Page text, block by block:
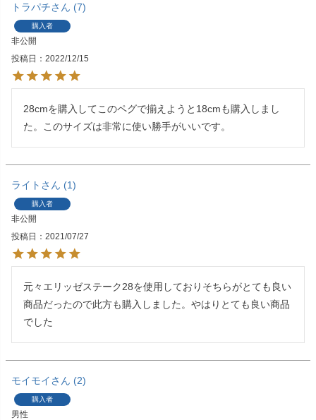
トラパチ 7
購入者
非公開
投稿日
2022/12/15
28cmを購入してこのペグで揃えようと18cmも購入しまし
た。このサイズは非常に使い勝手がいいです。
ライト 1
購入者
非公開
投稿日
2021/07/27
元々エリッゼステーク28を使用しておりそちらがとても良い
商品だったので此方も購入しました。やはりとても良い商品
でした
モイモイ 2
購入者
男性